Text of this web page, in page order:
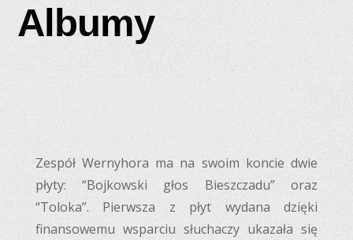
Albumy
Zespół Wernyhora ma na swoim koncie dwie
płyty: “Bojkowski głos Bieszczadu” oraz
“Toloka”. Pierwsza z płyt wydana dzięki
finansowemu wsparciu słuchaczy ukazała się